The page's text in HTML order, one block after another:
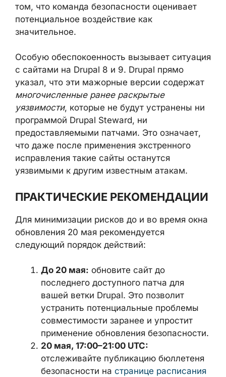
том, что команда безопасности оценивает
потенциальное воздействие как
значительное.
Особую обеспокоенность вызывает ситуация
с сайтами на Drupal 8 и 9. Drupal прямо
указал, что эти мажорные версии содержат
многочисленные ранее раскрытые
уязвимости, которые не будут устранены ни
программой Drupal Steward, ни
предоставляемыми патчами. Это означает,
что даже после применения экстренного
исправления такие сайты останутся
уязвимыми к другим известным атакам.
ПРАКТИЧЕСКИЕ РЕКОМЕНДАЦИИ
Для минимизации рисков до и во время окна
обновления 20 мая рекомендуется
следующий порядок действий:
До 20 мая: обновите сайт до
последнего доступного патча для
вашей ветки Drupal. Это позволит
устранить потенциальные проблемы
совместимости заранее и упростит
применение обновления безопасности.
20 мая, 17:00–21:00 UTC:
отслеживайте публикацию бюллетеня
безопасности на странице расписания